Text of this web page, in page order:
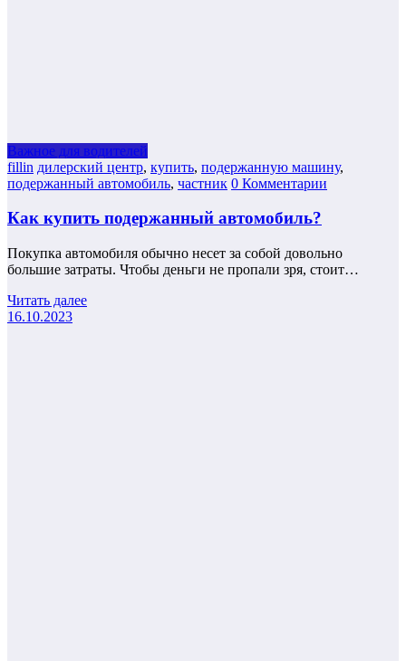
Важное для водителей
fillin дилерский центр, купить, подержанную машину,
подержанный автомобиль, частник 0 Комментарии
Как купить подержанный автомобиль?
Покупка автомобиля обычно несет за собой довольно
большие затраты. Чтобы деньги не пропали зря, стоит…
Читать далее
16.10.2023